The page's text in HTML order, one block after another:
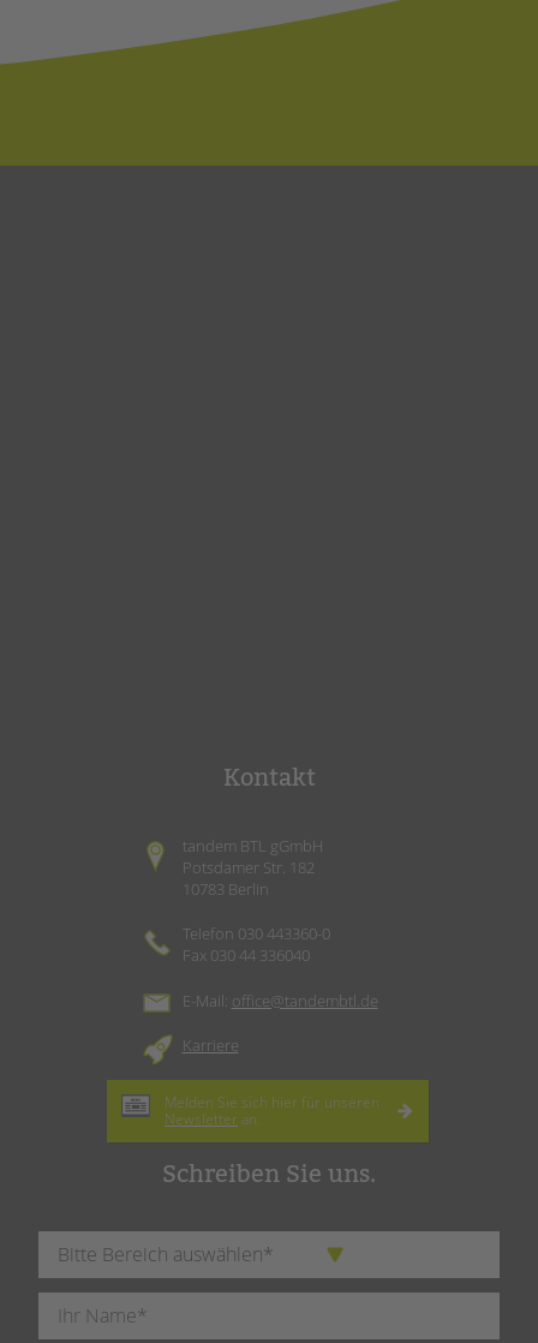
Kontakt
tandem BTL gGmbH
Potsdamer Str. 182
10783 Berlin
Telefon 030 443360-0
Fax 030 44 336040
E-Mail: office@tandembtl.de
Karriere
Melden Sie sich hier für unseren
Newsletter an.
Schreiben Sie uns.